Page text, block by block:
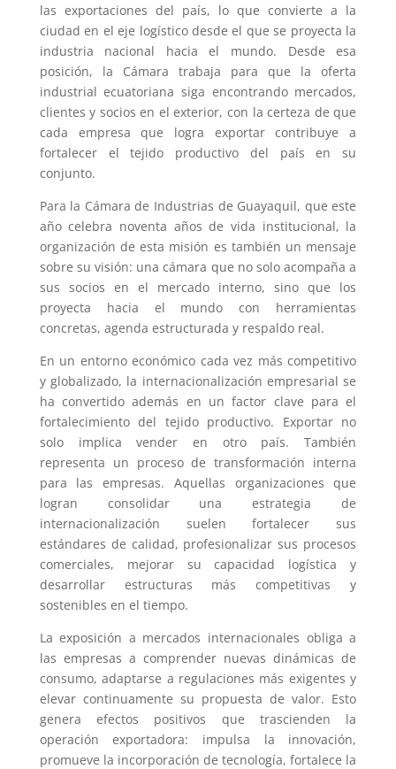
las exportaciones del país, lo que convierte a la
ciudad en el eje logístico desde el que se proyecta la
industria nacional hacia el mundo. Desde esa
posición, la Cámara trabaja para que la oferta
industrial ecuatoriana siga encontrando mercados,
clientes y socios en el exterior, con la certeza de que
cada empresa que logra exportar contribuye a
fortalecer el tejido productivo del país en su
conjunto.
Para la Cámara de Industrias de Guayaquil, que este
año celebra noventa años de vida institucional, la
organización de esta misión es también un mensaje
sobre su visión: una cámara que no solo acompaña a
sus socios en el mercado interno, sino que los
proyecta hacia el mundo con herramientas
concretas, agenda estructurada y respaldo real.
En un entorno económico cada vez más competitivo
y globalizado, la internacionalización empresarial se
ha convertido además en un factor clave para el
fortalecimiento del tejido productivo. Exportar no
solo implica vender en otro país. También
representa un proceso de transformación interna
para las empresas. Aquellas organizaciones que
logran consolidar una estrategia de
internacionalización suelen fortalecer sus
estándares de calidad, profesionalizar sus procesos
comerciales, mejorar su capacidad logística y
desarrollar estructuras más competitivas y
sostenibles en el tiempo.
La exposición a mercados internacionales obliga a
las empresas a comprender nuevas dinámicas de
consumo, adaptarse a regulaciones más exigentes y
elevar continuamente su propuesta de valor. Esto
genera efectos positivos que trascienden la
operación exportadora: impulsa la innovación,
promueve la incorporación de tecnología, fortalece la